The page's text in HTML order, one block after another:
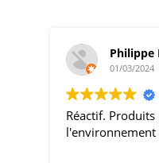
Philippe
01/03/2024
Réactif.
l'environnement